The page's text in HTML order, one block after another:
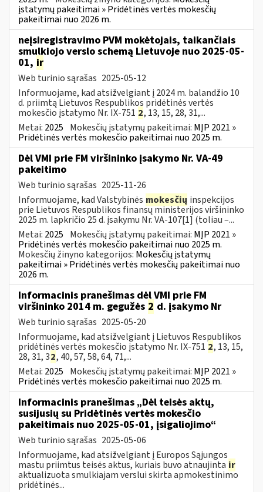
įstatymų pakeitimai » Pridėtinės vertės mokesčių
pakeitimai nuo 2026 m.
neįsiregistravimo PVM mokėtojais, taikančiais
smulkiojo verslo schemą Lietuvoje nuo 2025-05-
01, ir
Web turinio sąrašas 2025-05-12
Informuojame, kad atsižvelgiant į 2024 m. balandžio 10
d. priimtą Lietuvos Respublikos pridėtinės vertės
mokesčio įstatymo Nr. IX-751 2, 13, 15, 28, 31,...
Metai: 2025 Mokesčių įstatymų pakeitimai: MĮP 2021 »
Pridėtinės vertės mokesčio pakeitimai nuo 2025 m.
Dėl VMI prie FM viršininko įsakymo Nr. VA-49
pakeitimo
Web turinio sąrašas 2025-11-26
Informuojame, kad Valstybinės mokesčių inspekcijos
prie Lietuvos Respublikos finansų ministerijos viršininko
2025 m. lapkričio 25 d. įsakymu Nr. VA-107[1] (toliau –...
Metai: 2025 Mokesčių įstatymų pakeitimai: MĮP 2021 »
Pridėtinės vertės mokesčio pakeitimai nuo 2025 m.
Mokesčių žinyno kategorijos: Mokesčių įstatymų
pakeitimai » Pridėtinės vertės mokesčių pakeitimai nuo
2026 m.
Informacinis pranešimas dėl VMI prie FM
viršininko 2014 m. gegužės 2 d. įsakymo Nr
Web turinio sąrašas 2025-05-20
Informuojame, kad atsižvelgiant į Lietuvos Respublikos
pridėtinės vertės mokesčio įstatymo Nr. IX-751 2, 13, 15,
28, 31, 32, 40, 57, 58, 64, 71,...
Metai: 2025 Mokesčių įstatymų pakeitimai: MĮP 2021 »
Pridėtinės vertės mokesčio pakeitimai nuo 2025 m.
Informacinis pranešimas „Dėl teisės aktų,
susijusių su Pridėtinės vertės mokesčio
pakeitimais nuo 2025-05-01, įsigaliojimo“
Web turinio sąrašas 2025-05-06
Informuojame, kad atsižvelgiant į Europos Sąjungos
mastu priimtus teisės aktus, kuriais buvo atnaujinta ir
aktualizuota smulkiajam verslui skirta apmokestinimo
pridėtinės...